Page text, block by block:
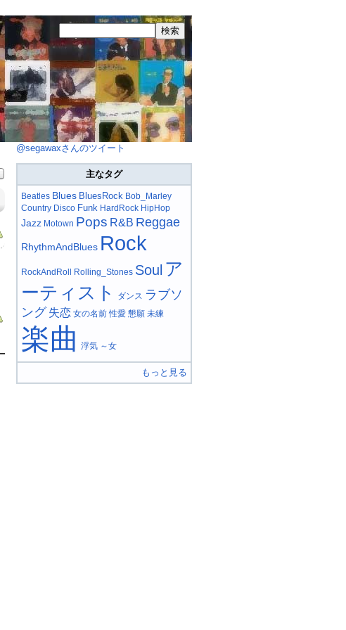
@segawaxさんのツイート
主なタグ
Beatles Blues BluesRock Bob_Marley
Country Disco Funk HardRock HipHop
Jazz Motown Pops R&B Reggae
RhythmAndBlues Rock
RockAndRoll Rolling_Stones Soul ア
ーティスト
ダンス ラブソ
ング 失恋 女の名前 性愛 懇願 未練
楽曲 浮気 ～女
もっと見る